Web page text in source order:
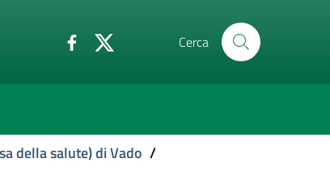
Cerca
della salute) di Vado /